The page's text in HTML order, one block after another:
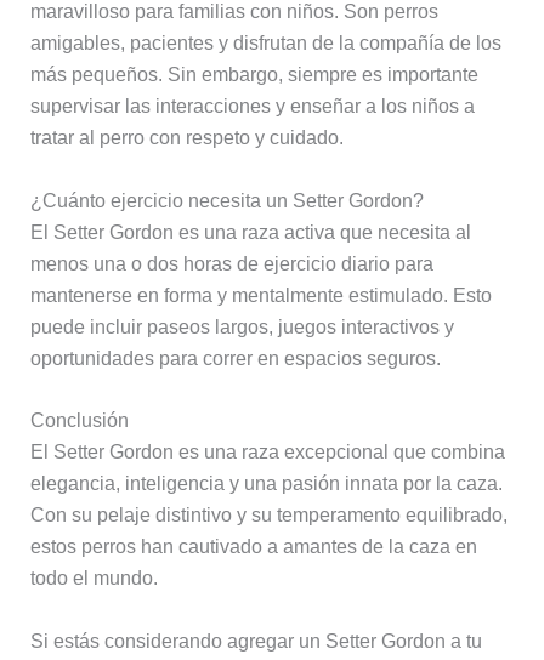
maravilloso para familias con niños. Son perros
amigables, pacientes y disfrutan de la compañía de los
más pequeños. Sin embargo, siempre es importante
supervisar las interacciones y enseñar a los niños a
tratar al perro con respeto y cuidado.
¿Cuánto ejercicio necesita un Setter Gordon?
El Setter Gordon es una raza activa que necesita al
menos una o dos horas de ejercicio diario para
mantenerse en forma y mentalmente estimulado. Esto
puede incluir paseos largos, juegos interactivos y
oportunidades para correr en espacios seguros.
Conclusión
El Setter Gordon es una raza excepcional que combina
elegancia, inteligencia y una pasión innata por la caza.
Con su pelaje distintivo y su temperamento equilibrado,
estos perros han cautivado a amantes de la caza en
todo el mundo.
Si estás considerando agregar un Setter Gordon a tu